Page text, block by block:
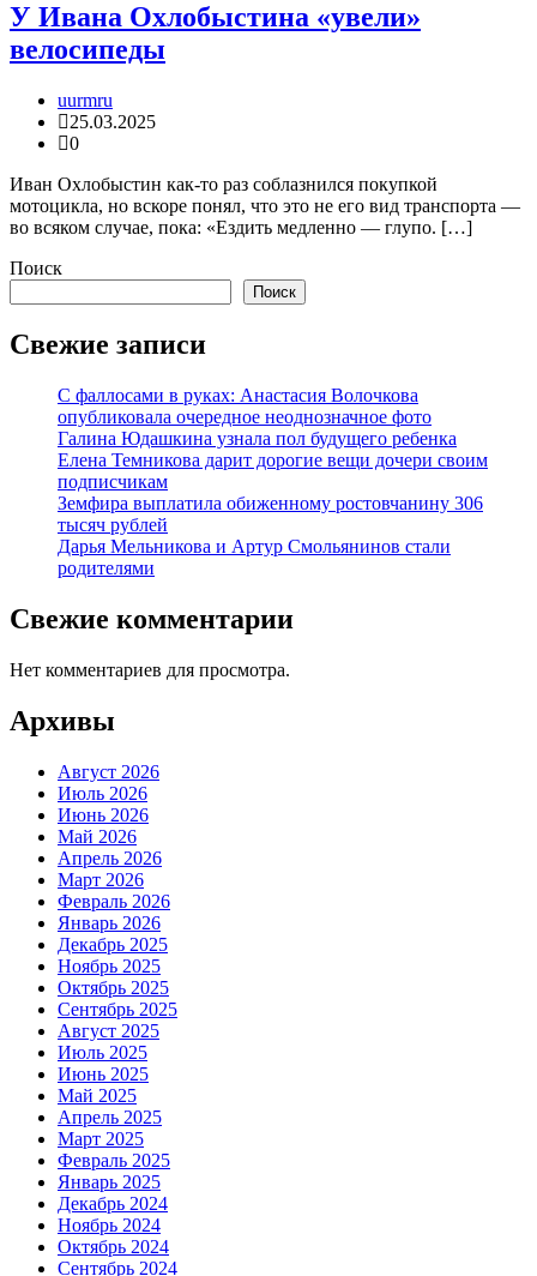
У Ивана Охлобыстина «увели»
велосипеды
uurmru
25.03.2025
0
Иван Охлобыстин как-то раз соблазнился покупкой
мотоцикла, но вскоре понял, что это не его вид транспорта —
во всяком случае, пока: «Ездить медленно — глупо. […]
Поиск
Поиск
Свежие записи
С фаллосами в руках: Анастасия Волочкова
опубликовала очередное неоднозначное фото
Галина Юдашкина узнала пол будущего ребенка
Елена Темникова дарит дорогие вещи дочери своим
подписчикам
Земфира выплатила обиженному ростовчанину 306
тысяч рублей
Дарья Мельникова и Артур Смольянинов стали
родителями
Свежие комментарии
Нет комментариев для просмотра.
Архивы
Август 2026
Июль 2026
Июнь 2026
Май 2026
Апрель 2026
Март 2026
Февраль 2026
Январь 2026
Декабрь 2025
Ноябрь 2025
Октябрь 2025
Сентябрь 2025
Август 2025
Июль 2025
Июнь 2025
Май 2025
Апрель 2025
Март 2025
Февраль 2025
Январь 2025
Декабрь 2024
Ноябрь 2024
Октябрь 2024
Сентябрь 2024